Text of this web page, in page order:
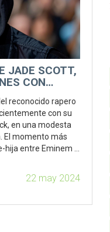
JADE SCOTT,
CON
reconocido rapero
con su
en una modesta
El momento más
hija entre Eminem y
22 may 2024